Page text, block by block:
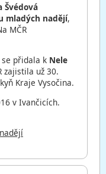
Švédová
mladých nadějí,
MČR
přidala k Nele
zajistila už 30.
Kraje Vysočina.
v Ivančicích.